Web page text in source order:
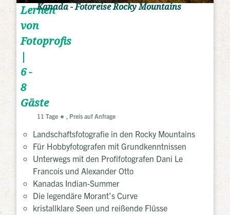
Lernen
von
Fotoprofis
|
6 -
8
Gäste
Kanada - Fotoreise Rocky Mountains
11 Tage , Preis auf Anfrage
Landschaftsfotografie in den Rocky Mountains
Für Hobbyfotografen mit Grundkenntnissen
Unterwegs mit den Profifotografen Dani Le
Francois und Alexander Otto
Kanadas Indian-Summer
Die legendäre Morant’s Curve
kristallklare Seen und reißende Flüsse